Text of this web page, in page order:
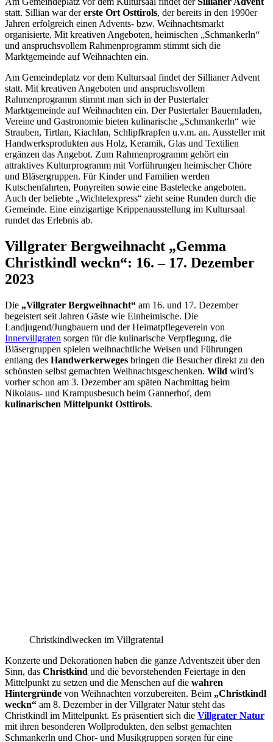
statt. Sillian war dererste Ort Osttirols, der bereits in den 1990er
Jahren erfolgreich einen Advents- bzw. Weihnachtsmarkt
organisierte. Mit kreativen Angeboten, heimischen „Schmankerln“
und anspruchsvollem Rahmenprogramm stimmt sich die
Marktgemeinde auf Weihnachten ein.
Am Gemeindeplatz vor dem Kultursaal findet der Sillianer Advent
statt. Mit kreativen Angeboten und anspruchsvollem
Rahmenprogramm stimmt man sich in der Pustertaler
Marktgemeinde auf Weihnachten ein. Der Pustertaler Bauernladen,
Vereine und Gastronomie bieten kulinarische „Schmankerln“ wie
Strauben, Tirtlan, Kiachlan, Schlipfkrapfen u.v.m. an. Aussteller mit
Handwerksprodukten aus Holz, Keramik, Glas und Textilien
ergänzen das Angebot. Zum Rahmenprogramm gehört ein
attraktives Kulturprogramm mit Vorführungen heimischer Chöre
und Bläsergruppen. Für Kinder und Familien werden
Kutschenfahrten, Ponyreiten sowie eine Bastelecke angeboten.
Auch der beliebte „Wichtelexpress“ zieht seine Runden durch die
Gemeinde. Eine einzigartige Krippenausstellung im Kultursaal
rundet das Erlebnis ab.
Villgrater Bergweihnacht „Gemma
Christkindl weckn“: 16. – 17. Dezember
2023
Die „Villgrater Bergweihnacht“ am 16. und 17. Dezember
begeistert seit Jahren Gäste wie Einheimische. Die
Landjugend/Jungbauern und der Heimatpflegeverein von
Innervillgraten sorgen für die kulinarische Verpflegung, die
Bläsergruppen spielen weihnachtliche Weisen und Führungen
entlang des Handwerkerweges bringen die Besucher direkt zu den
schönsten selbst gemachten Weihnachtsgeschenken. Wild wird’s
vorher schon am 3. Dezember am späten Nachmittag beim
Nikolaus- und Krampusbesuch beim Gannerhof, dem
kulinarischen Mittelpunkt Osttirols.
Christkindlwecken im Villgratental
Konzerte und Dekorationen haben die ganze Adventszeit über den
Sinn, das Christkind und die bevorstehenden Feiertage in den
Mittelpunkt zu setzen und die Menschen auf die wahren
Hintergründe von Weihnachten vorzubereiten. Beim „Christkindl
weckn“ am 8. Dezember in der Villgrater Natur steht das
Christkindl im Mittelpunkt. Es präsentiert sich die Villgrater Natur
mit ihren besonderen Wollprodukten, den selbst gemachten
Schmankerln und Chor- und Musikgruppen sorgen für eine